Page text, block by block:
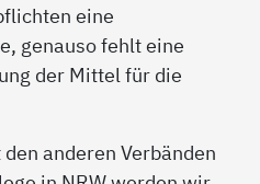
eine
genauso fehlt eine
der Mittel für die
anderen Verbänden